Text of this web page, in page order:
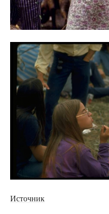
Источник